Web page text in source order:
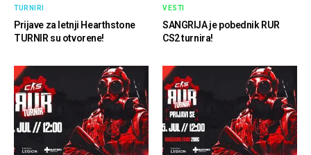
TURNIRI
Prijave za letnji Hearthstone
TURNIR su otvorene!
VESTI
SANGRIJA je pobednik RUR
CS2 turnira!